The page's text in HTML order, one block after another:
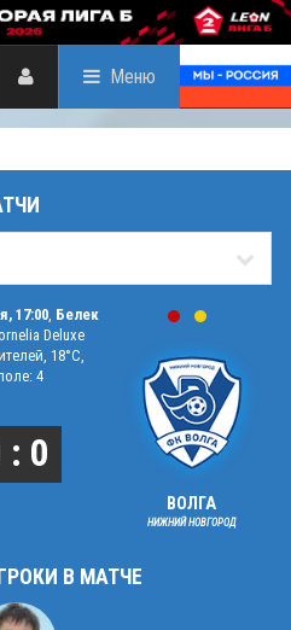
Меню
17:00 Белек
Deluxe
18°C,
4
: 0
ВОЛГА
НИЖНИЙ НОВГОРОД
В МАТЧЕ